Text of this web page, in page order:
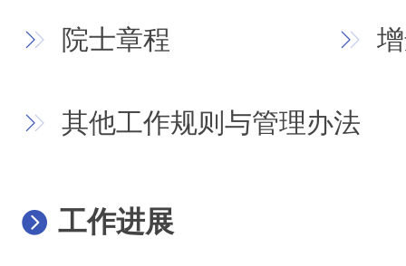
院士章程
其他工作规则与管理办法
工作进展